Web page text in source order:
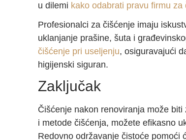
u dilemi kako odabrati pravu firmu za
Profesionalci za čišćenje imaju
uklanjanje prašine, šuta i
čišćenje pri useljenju, osiguravajući
higijenski siguran.
Zaključak
Čišćenje nakon renoviranja može
i metode čišćenja, možete efikasno
Redovno održavanje čistoće pomoći